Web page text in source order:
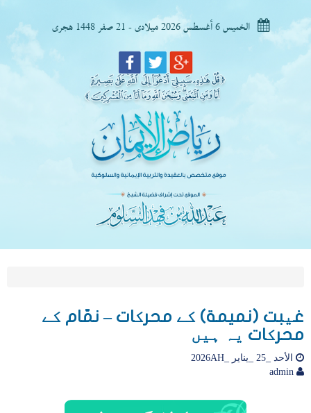
الخميس 6 أغسطس 2026 ميلادى - 21 صفر 1448 هجرى
غیبت (نميمة) کے محرکات – نمّام کے
محرکات یہ ہیں
الأحد _25 _يناير _2026AH